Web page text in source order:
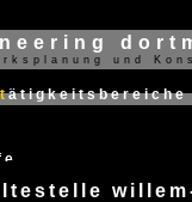
und
tätigkeitsbereiche